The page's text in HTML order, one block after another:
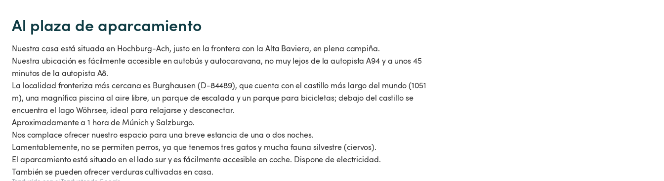
Al plaza de aparcamiento
Nuestra casa está situada en Hochburg-Ach, justo en la frontera con la Alta Baviera, en plena campiña.
Nuestra ubicación es fácilmente accesible en autobús y autocaravana, no muy lejos de la autopista A94 y a unos 45
minutos de la autopista A8.
La localidad fronteriza más cercana es Burghausen (D-84489), que cuenta con el castillo más largo del mundo (1051
m), una magnífica piscina al aire libre, un parque de escalada y un parque para bicicletas; debajo del castillo se
encuentra el lago Wöhrsee, ideal para relajarse y desconectar.
Aproximadamente a 1 hora de Múnich y Salzburgo.
Nos complace ofrecer nuestro espacio para una breve estancia de una o dos noches.
Lamentablemente, no se permiten perros, ya que tenemos tres gatos y mucha fauna silvestre (ciervos).
El aparcamiento está situado en el lado sur y es fácilmente accesible en coche. Dispone de electricidad.
También se pueden ofrecer verduras cultivadas en casa.